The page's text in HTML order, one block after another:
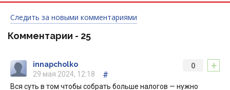
Следить за новыми комментариями
Комментарии - 25
+
0
innapcholko
29 мая 2024, 12:18
#
Вся суть в том чтобы собрать больше налогов — нужно